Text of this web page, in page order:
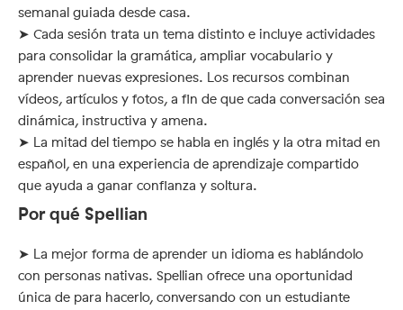
semanal guiada desde casa.
➤ Cada sesión trata un tema distinto e incluye actividades
para consolidar la gramática, ampliar vocabulario y
aprender nuevas expresiones. Los recursos combinan
vídeos, artículos y fotos, a fin de que cada conversación sea
dinámica, instructiva y amena.
➤ La mitad del tiempo se habla en inglés y la otra mitad en
español, en una experiencia de aprendizaje compartido
que ayuda a ganar confianza y soltura.
Por qué Spellian
➤ La mejor forma de aprender un idioma es hablándolo
con personas nativas. Spellian ofrece una oportunidad
única de para hacerlo, conversando con un estudiante